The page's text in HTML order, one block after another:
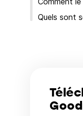
Quels sont